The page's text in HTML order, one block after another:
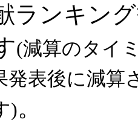
ランキン
(減算のタイ
発表後に減算
)。